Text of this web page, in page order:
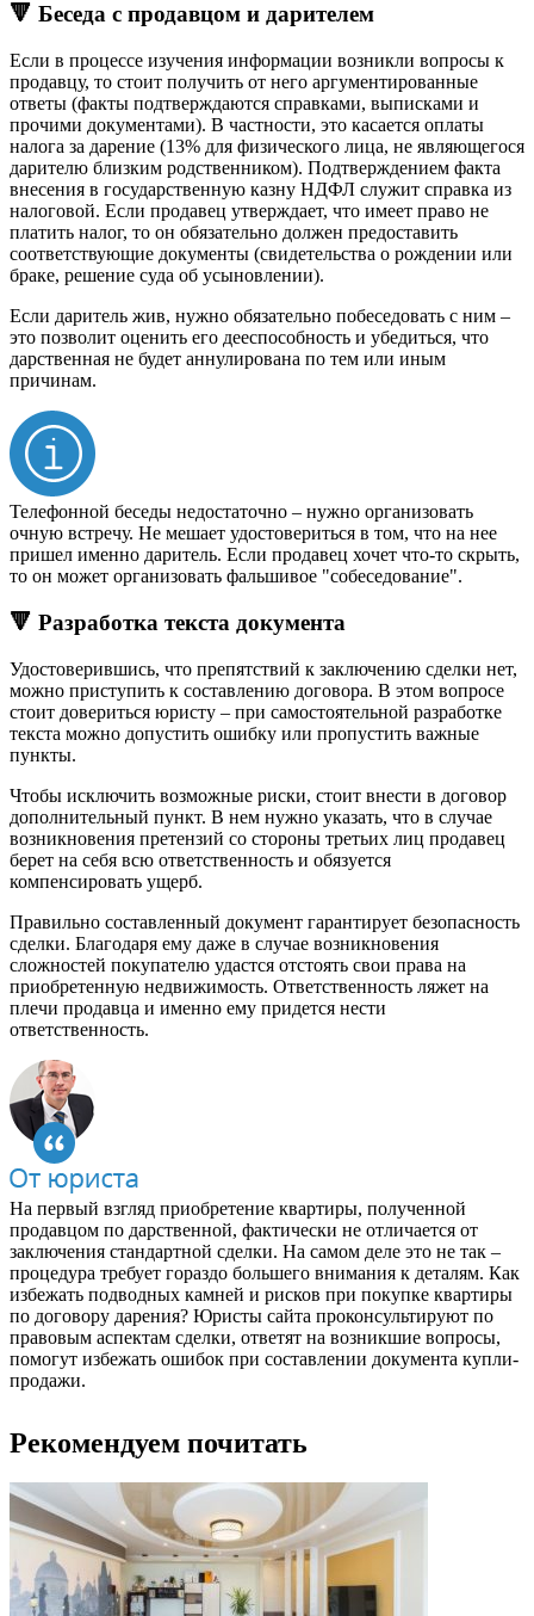
🔻 Беседа с продавцом и дарителем
Если в процессе изучения информации возникли вопросы к
продавцу, то стоит получить от него аргументированные
ответы (факты подтверждаются справками, выписками и
прочими документами). В частности, это касается оплаты
налога за дарение (13% для физического лица, не являющегося
дарителю близким родственником). Подтверждением факта
внесения в государственную казну НДФЛ служит справка из
налоговой. Если продавец утверждает, что имеет право не
платить налог, то он обязательно должен предоставить
соответствующие документы (свидетельства о рождении или
браке, решение суда об усыновлении).
Если даритель жив, нужно обязательно побеседовать с ним –
это позволит оценить его дееспособность и убедиться, что
дарственная не будет аннулирована по тем или иным
причинам.
Телефонной беседы недостаточно – нужно организовать
очную встречу. Не мешает удостовериться в том, что на нее
пришел именно даритель. Если продавец хочет что-то скрыть,
то он может организовать фальшивое "собеседование".
🔻 Разработка текста документа
Удостоверившись, что препятствий к заключению сделки нет,
можно приступить к составлению договора. В этом вопросе
стоит довериться юристу – при самостоятельной разработке
текста можно допустить ошибку или пропустить важные
пункты.
Чтобы исключить возможные риски, стоит внести в договор
дополнительный пункт. В нем нужно указать, что в случае
возникновения претензий со стороны третьих лиц продавец
берет на себя всю ответственность и обязуется
компенсировать ущерб.
Правильно составленный документ гарантирует безопасность
сделки. Благодаря ему даже в случае возникновения
сложностей покупателю удастся отстоять свои права на
приобретенную недвижимость. Ответственность ляжет на
плечи продавца и именно ему придется нести
ответственность.
На первый взгляд приобретение квартиры, полученной
продавцом по дарственной, фактически не отличается от
заключения стандартной сделки. На самом деле это не так –
процедура требует гораздо большего внимания к деталям. Как
избежать подводных камней и рисков при покупке квартиры
по договору дарения? Юристы сайта проконсультируют по
правовым аспектам сделки, ответят на возникшие вопросы,
помогут избежать ошибок при составлении документа купли-
продажи.
Рекомендуем почитать